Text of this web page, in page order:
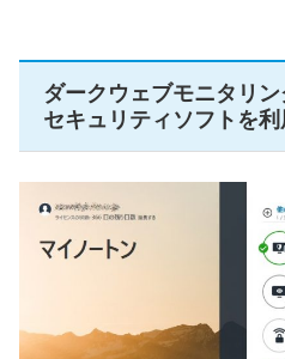
ダークウェブモニタリ
セキュリティソフトを利